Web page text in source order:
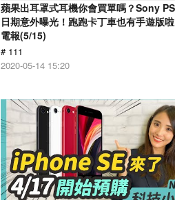
蘋果出耳罩式耳機你會買單嗎？Sony
日期意外曝光！跑跑卡丁車也有手遊版
電報(5/15)
# 111
2020-05-14 15:20